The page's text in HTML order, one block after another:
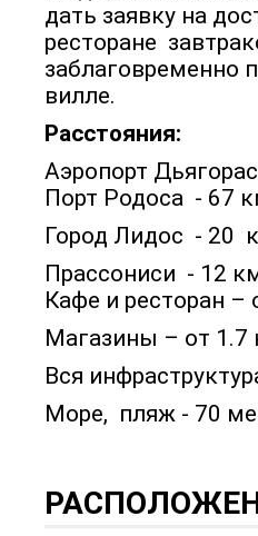
дать заявку на
ресторане
заблаговременно
вилле.
Расстояния:
Аэропорт
Порт Родоса - 67
Город Лидос - 20
Прассониси - 12
Кафе и ресторан –
Магазины – от 1.7
Вся
Море, пляж - 70